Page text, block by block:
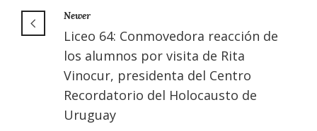
Newer
Liceo 64: Conmovedora reacción de
los alumnos por visita de Rita
Vinocur, presidenta del Centro
Recordatorio del Holocausto de
Uruguay